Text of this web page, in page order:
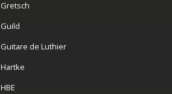
Gretsch
Guild
Guitare de Luthier
Hartke
HBE